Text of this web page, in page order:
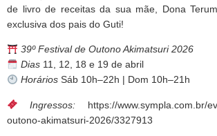
de livro de receitas da sua mãe, Dona
exclusiva dos pais do Guti!
39º Festival de Outono Akimatsuri 2026
Dias11, 12, 18 e 19 de abril
HoráriosSáb 10h–22h | Dom 10h–21h
Ingressos: https://www.sympla.com.br/
outono-akimatsuri-2026/3327913